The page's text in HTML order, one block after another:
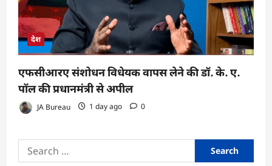
देश
एफसीआरए संशोधन विधेयक वापस लेने की डॉ. के. ए.
पॉल की प्रधानमंत्री से अपील
JA Bureau 1 day ago 0
Search
for: